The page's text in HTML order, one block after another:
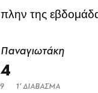
πλην της
1’ ΔΙΑΒΑΣΜΑ